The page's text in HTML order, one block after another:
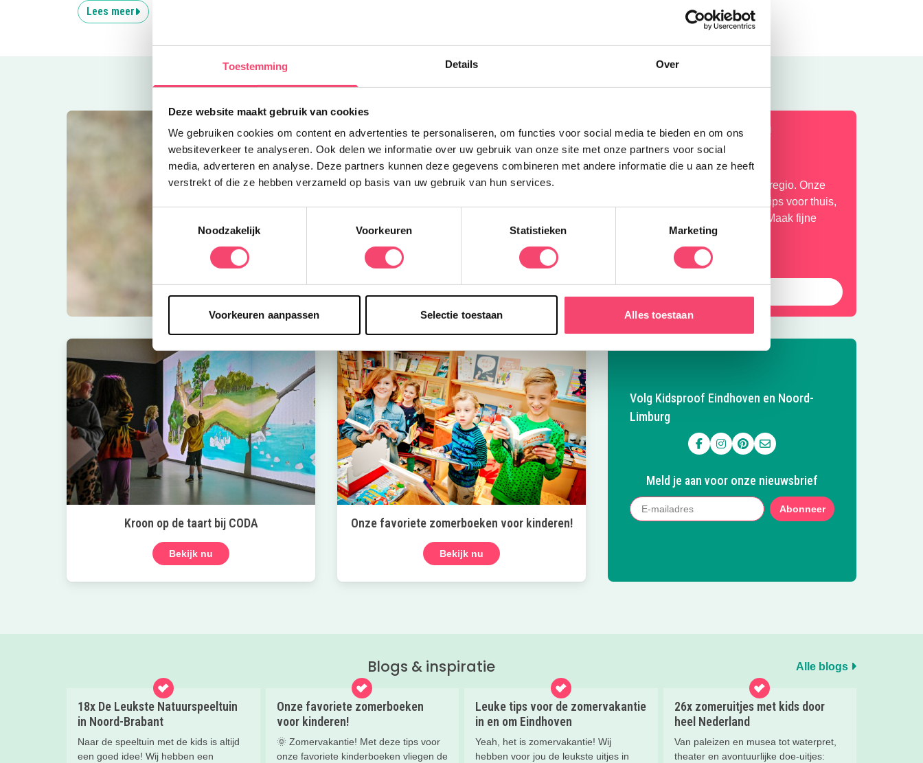
Toestemming Details Over
Deze website maakt gebruik van cookies
We gebruiken cookies om content en advertenties te personaliseren, om functies voor social media te bieden en om ons
websiteverkeer te analyseren. Ook delen we informatie over uw gebruik van onze site met onze partners voor social
media, adverteren en analyse. Deze partners kunnen deze gegevens combineren met andere informatie die u aan ze heeft
verstrekt of die ze hebben verzameld op basis van uw gebruik van hun services.
Noodzakelijk
Voorkeuren Statistieken Marketing
Voorkeuren aanpassen Selectie toestaan Alles toestaan
Lees meer Lees meer
Uitgelicht
Een Kidsproof zomervakantie!
Zomervakantie in onze prachtige regio. Onze
website staat vol met toffe uitjes, tips voor thuis,
zomerse of regenachtige dagen. Maak fijne
herinneringen met elkaar.
Kroon op de taart bij CODA
Bekijk nu
Onze favoriete zomerboeken voor kinderen!
Bekijk nu
Volg Kidsproof Eindhoven en Noord-
Limburg
Volg ons op Facebook
Volg ons op Instagram
Volg ons op Pinterest
Mail ons
Meld je aan voor onze nieuwsbrief
Abonneer
Blogs & inspiratie Alle blogs
18x De Leukste Natuurspeeltuin
in Noord-Brabant
Naar de speeltuin met de kids is altijd
een goed idee! Wij hebben een
Onze favoriete zomerboeken
voor kinderen!
🌞 Zomervakantie! Met deze tips voor
onze favoriete kinderboeken vliegen de
Leuke tips voor de zomervakantie
in en om Eindhoven
Yeah, het is zomervakantie! Wij
hebben voor jou de leukste uitjes in
26x zomeruitjes met kids door
heel Nederland
Van paleizen en musea tot waterpret,
theater en avontuurlijke doe-uitjes: